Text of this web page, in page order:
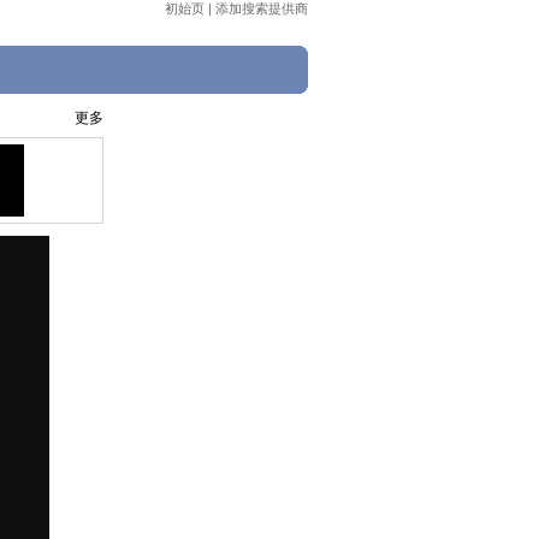
初始页 | 添加搜索提供商
更多